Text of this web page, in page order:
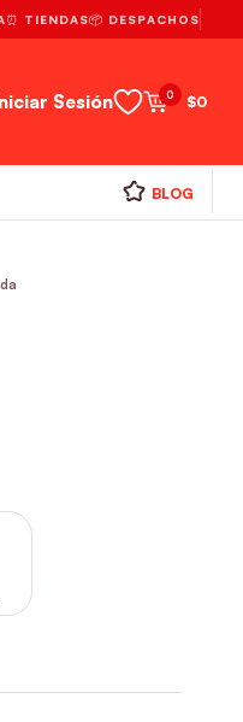
⏰ TIENDAS📦 DESPACHOS
Sesión 0 $0
BLOG